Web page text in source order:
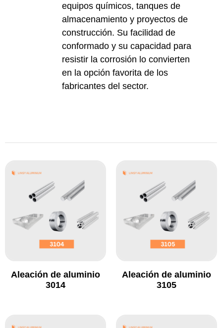
equipos químicos, tanques de
almacenamiento y proyectos de
construcción. Su facilidad de
conformado y su capacidad para
resistir la corrosión lo convierten
en la opción favorita de los
fabricantes del sector.
Aleación de aluminio
3014
Aleación de aluminio
3105